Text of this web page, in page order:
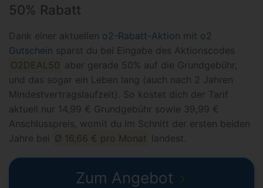
50% Rabatt
Dank einer aktuellen o2-Rabatt-Aktion mit o2
Gutschein sparst du bei Eingabe des Aktionscodes
O2DEAL50 aber gerade 50% auf die Grundgebühr,
und das sogar ein Leben lang (auch nach 2 Jahren
Mindestvertragslaufzeit). So kostet dich der Tarif
aktuell nur 14,99 € Grundgebühr sowie 39,99 €
Anschlusspreis, womit du im Schnitt der ersten beiden
Jahre bei
Ø 16,66 € pro Monat landest.
Zum Angebot